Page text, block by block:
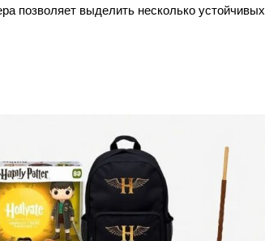
позволяет выделить несколько устойчивых